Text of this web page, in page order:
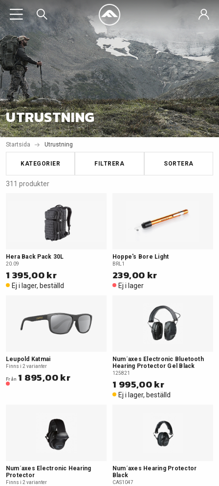
UTRUSTNING
Startsida Utrustning
KATEGORIER FILTRERA SORTERA
311 produkter
Hera Back Pack 30L
20.09
1 395,00 kr
Ej i lager, beställd
Hoppe's Bore Light
BRL1
239,00 kr
Ej i lager
Leupold Katmai
Finns i 2 varianter
Från 1 895,00 kr
Num´axes Electronic Bluetooth
Hearing Protector Gel Black
125821
1 995,00 kr
Ej i lager, beställd
Num´axes Electronic Hearing
Protector
Finns i 2 varianter
Num´axes Hearing Protector
Black
CAS1047